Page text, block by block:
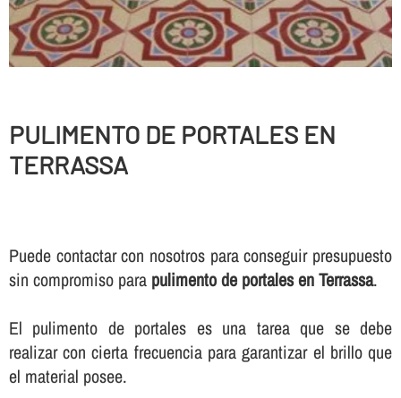
PULIMENTO DE PORTALES EN
TERRASSA
Puede contactar con nosotros para conseguir presupuesto
sin compromiso para pulimento de portales en Terrassa.
El pulimento de portales es una tarea que se debe
realizar con cierta frecuencia para garantizar el brillo que
el material posee.